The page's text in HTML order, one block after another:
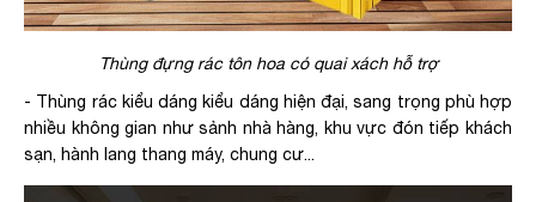
Thùng đựng rác tôn hoa có quai xách hỗ trợ
- Thùng rác kiểu dáng kiểu dáng hiện đại, sang trọng phù hợp
nhiều không gian như sảnh nhà hàng, khu vực đón tiếp khách
sạn, hành lang thang máy, chung cư...